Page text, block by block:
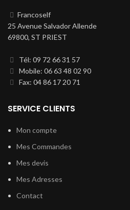
Francoself
25 Avenue Salvador Allende
69800, ST PRIEST
Tél: 09 72 66 31 57
Mobile: 06 63 48 02 90
Fax: 04 86 17 20 71
SERVICE CLIENTS
Mon compte
Mes Commandes
Mes devis
Mes Adresses
Contact